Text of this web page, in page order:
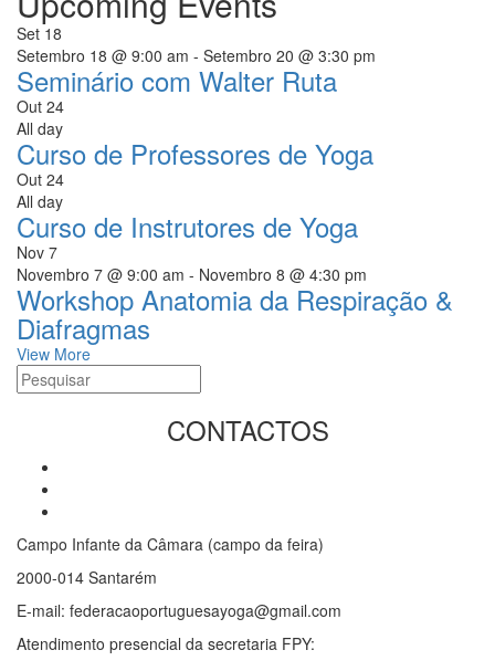
Set 18
Setembro 18 @ 9:00 am - Setembro 20 @ 3:30 pm
Seminário com Walter Ruta
Out 24
All day
Curso de Professores de Yoga
Out 24
All day
Curso de Instrutores de Yoga
Nov 7
Novembro 7 @ 9:00 am - Novembro 8 @ 4:30 pm
Workshop Anatomia da Respiração &
Diafragmas
View More
CONTACTOS
Campo Infante da Câmara (campo da feira)
2000-014 Santarém
E-mail: federacaoportuguesayoga@gmail.com
Atendimento presencial da secretaria FPY: